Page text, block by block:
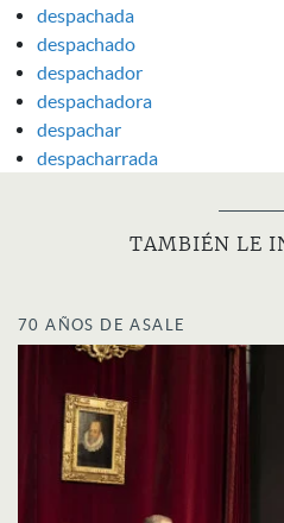
despachada
despachado
despachador
despachadora
despachar
despacharrada
TAMBIÉN LE
70 AÑOS DE ASALE